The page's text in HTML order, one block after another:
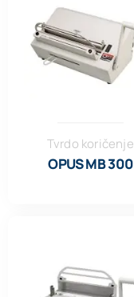
Tvrdo koričenje
OPUS MB 300